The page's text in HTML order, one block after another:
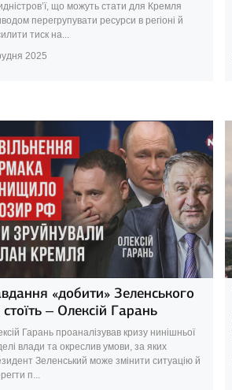
що можуть стати для Кремля
перегрупувати ресурси в регіоні й
тиск на...
2025
«добити» Зеленського
стоїть – Олексій Гарань
Гарань проаналізував кризу нинішньої
влади та окреслив умови, за яких
Зеленський може змінити ситуацію й
п...